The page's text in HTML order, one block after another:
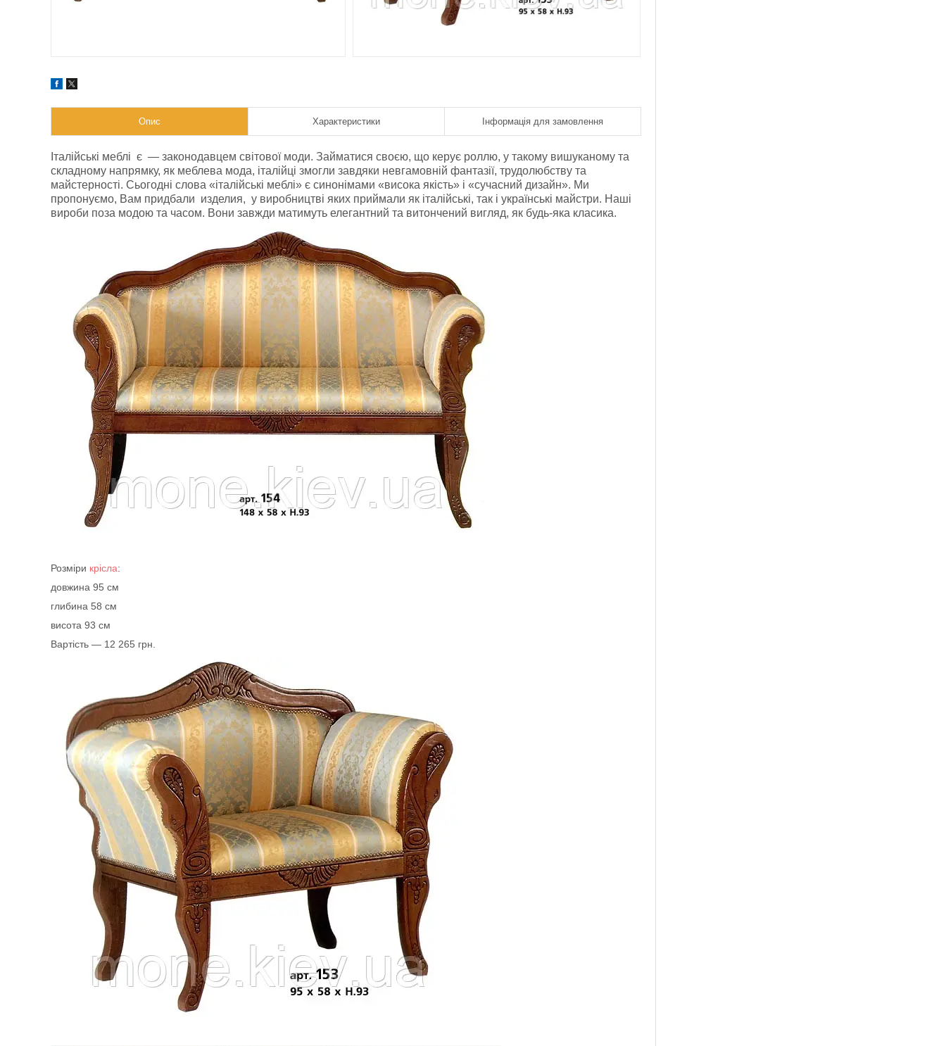
Опис Характеристики Інформація для замовлення
Італійські меблі є — законодавцем світової моди. Займатися своєю, що керує роллю, у такому вишуканому та
складному напрямку, як меблева мода, італійці змогли завдяки невгамовній фантазії, трудолюбству та
майстерності. Сьогодні слова «італійські меблі» є синонімами «висока якість» і «сучасний дизайн». Ми
пропонуємо, Вам придбали изделия, у виробництві яких приймали як італійські, так і українські майстри. Наші
вироби поза модою та часом. Вони завжди матимуть елегантний та витончений вигляд, як будь-яка класика.
Розміри крісла:
довжина 95 см
глибина 58 см
висота 93 см
Вартість — 12 265 грн.